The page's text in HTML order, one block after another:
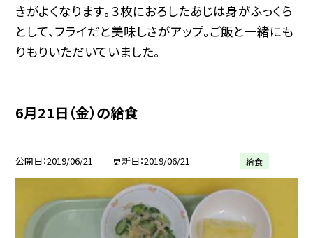
きがよくなります。３枚におろしたあじは身がふっくら
として、フライだと美味しさがアップ。ご飯と一緒にも
りもりいただいていました。
6月21日（金）の給食
公開日 2019/06/21 更新日 2019/06/21 給食